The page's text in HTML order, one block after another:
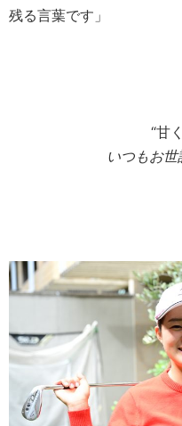
残る言葉です」
“甘
いつもお